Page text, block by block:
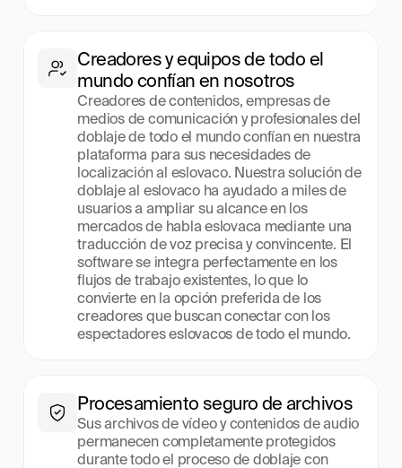
Creadores y equipos de todo el
mundo confían en nosotros
Creadores de contenidos, empresas de
medios de comunicación y profesionales del
doblaje de todo el mundo confían en nuestra
plataforma para sus necesidades de
localización al eslovaco. Nuestra solución de
doblaje al eslovaco ha ayudado a miles de
usuarios a ampliar su alcance en los
mercados de habla eslovaca mediante una
traducción de voz precisa y convincente. El
software se integra perfectamente en los
flujos de trabajo existentes, lo que lo
convierte en la opción preferida de los
creadores que buscan conectar con los
espectadores eslovacos de todo el mundo.
Procesamiento seguro de archivos
Sus archivos de vídeo y contenidos de audio
permanecen completamente protegidos
durante todo el proceso de doblaje con